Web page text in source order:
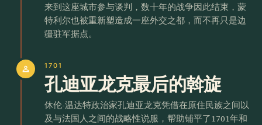
来到这座城市参与谈判，数十年的战争因此结束，蒙
特利尔也被重新塑造成一座外交之都，而不再只是边
疆驻军据点。
person 1701
孔迪亚龙克最后的斡旋
休伦-温达特政治家孔迪亚龙克凭借在原住民族之间以
及与法国人之间的战略性说服，帮助铺平了1701年和